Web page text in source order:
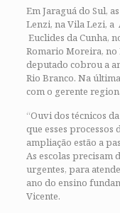
Em Jaraguá do Sul,
Lenzi, na Vila Lezi,
Euclides da Cunha,
Romario Moreira, no
deputado cobrou a
Rio Branco. Na
com o gerente
“Ouvi dos técnicos
que esses processos
ampliação estão a
As escolas precisam
urgentes, para
ano do ensino
Vicente.